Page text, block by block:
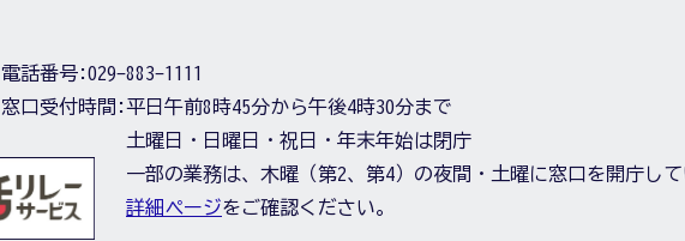
電話番号:029-883-1111
窓口受付時間:平日午前8時45分から午後4時30分まで
土曜日・日曜日・祝日・年末年始は閉庁
一部の業務は、木曜（第2、第4）の夜間・土曜に窓口を開庁して
詳細ページをご確認ください。